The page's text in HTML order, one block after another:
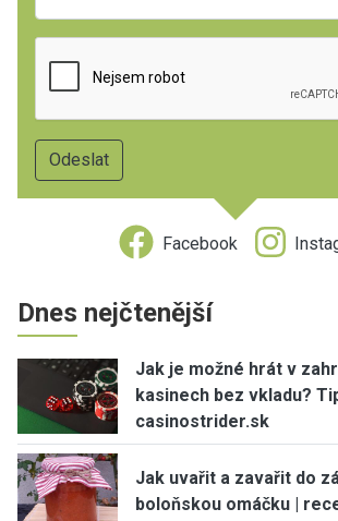
Facebook
Dnes nejčtenější
Jak je možné hrát v
kasinech bez vkladu?
casinostrider.sk
Jak uvařit a zavařit do
boloňskou omáčku |